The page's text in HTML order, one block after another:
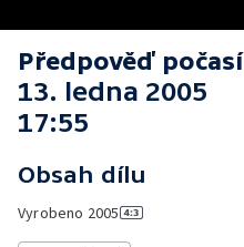
Předpověď počasí
13. ledna 2005
17:55
Obsah dílu
Vyrobeno 2005